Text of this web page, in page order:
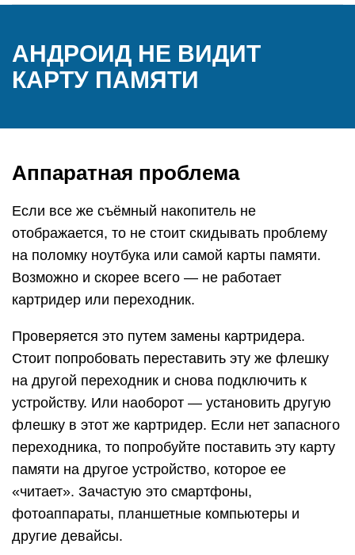
АНДРОИД НЕ ВИДИТ
КАРТУ ПАМЯТИ
Аппаратная проблема
Если все же съёмный накопитель не
отображается, то не стоит скидывать проблему
на поломку ноутбука или самой карты памяти.
Возможно и скорее всего — не работает
картридер или переходник.
Проверяется это путем замены картридера.
Стоит попробовать переставить эту же флешку
на другой переходник и снова подключить к
устройству. Или наоборот — установить другую
флешку в этот же картридер. Если нет запасного
переходника, то попробуйте поставить эту карту
памяти на другое устройство, которое ее
«читает». Зачастую это смартфоны,
фотоаппараты, планшетные компьютеры и
другие девайсы.